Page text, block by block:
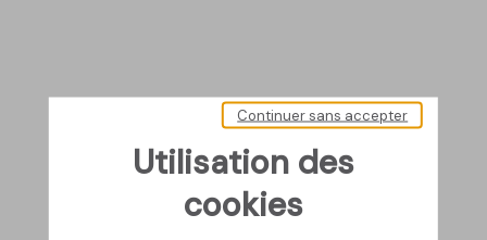
Utilisation des
cookies
Continuer sans accepter